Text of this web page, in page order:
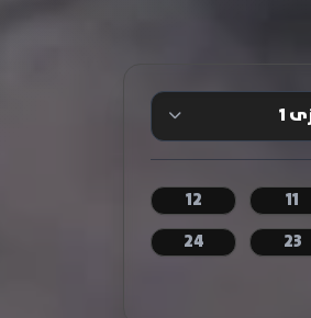
11
12
23
24